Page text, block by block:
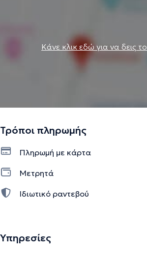
Κάνε κλικ εδώ για να δεις
Τρόποι πληρωμής
Πληρωμή με κάρτα
Μετρητά
Ιδιωτικό ραντεβού
Υπηρεσίες